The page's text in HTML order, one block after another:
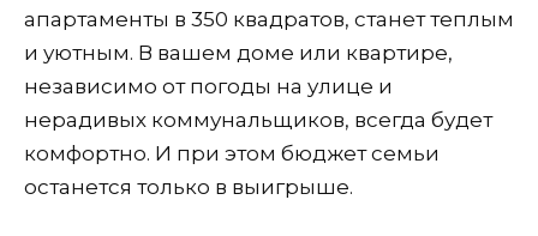
апартаменты в 350 квадратов, станет теплым
и уютным. В вашем доме или квартире,
независимо от погоды на улице и
нерадивых коммунальщиков, всегда будет
комфортно. И при этом бюджет семьи
останется только в выигрыше.